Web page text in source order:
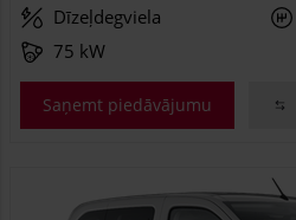
Dīzeļdegviela
75 kW
Saņemt piedāvājumu